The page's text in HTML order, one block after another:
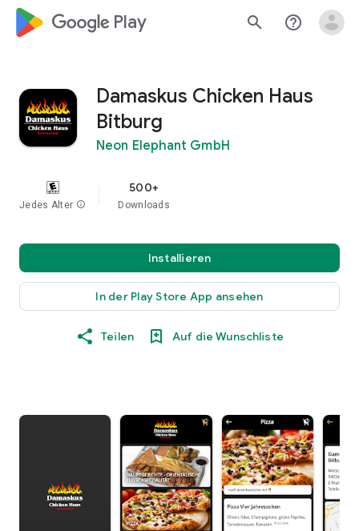
google_logo Play search help_outline
Damaskus Chicken Haus
Bitburg
Neon Elephant GmbH
Jedes Alter info
500+
Downloads
Installieren
In der Play Store App ansehen
Teilen Auf die Wunschliste